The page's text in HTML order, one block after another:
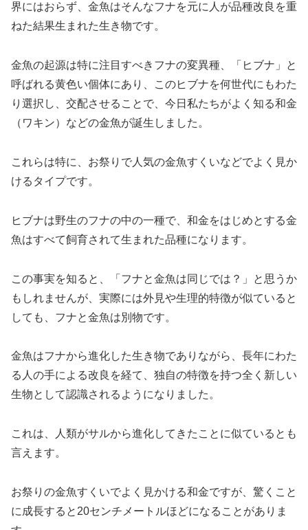
界にはおらず、金魚はそんなフナを元に人が品種改良を重
ねた結果生まれた生き物です。
金魚の起源は特に注目すべきフナの変異種、「ヒブナ」と
呼ばれる黄色い個体にあり、このヒブナを何世代にもわた
り選択し、交配させることで、今日私たちがよく知る和金
（ワキン）などの金魚が誕生しました。
これらは特に、お祭りで人気の金魚すくいなどでよく見か
けるタイプです。
ヒブナは野生のフナの中の一種で、和金をはじめとする金
魚はすべて飼育されて生まれた品種になります。
この事実を知ると、「フナと金魚は同じでは？」と思うか
もしれませんが、実際には外見や生理的特徴が似ていると
しても、フナと金魚は別物です。
金魚はフナから進化した生き物でありながら、長年にわた
る人の手による改良を経て、独自の特徴を持つ全く新しい
生物として認識されるようになりました。
これは、人類がサルから進化してきたことに似ているとも
言えます。
お祭りの金魚すくいでよく見かける和金ですが、驚くこと
に成長すると20センチメートルほどになることがありま